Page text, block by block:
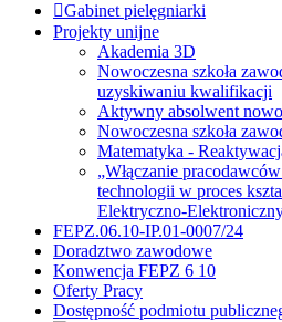
Gabinet pielęgniarki
Projekty unijne
Akademia 3D
Nowoczesna szkoła
uzyskiwaniu kwalifikacji
Aktywny absolwent
Nowoczesna szkoła
Matematyka -
„Włączanie
technologii w proces
Elektryczno-
FEPZ.06.10-IP.01-0007/24
Doradztwo zawodowe
Konwencja FEPZ 6 10
Oferty Pracy
Dostępność podmiotu